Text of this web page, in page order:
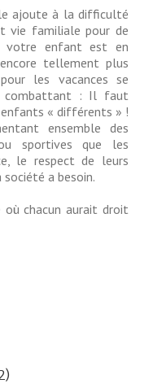
ajoute à la difficulté
vie familiale pour de
votre enfant est en
tellement plus
les vacances se
combattant : Il faut
« différents » !
ensemble des
sportives que les
le respect de leurs
a besoin.
chacun aurait droit